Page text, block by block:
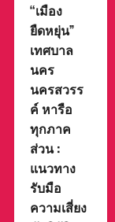
“เมือง
ยืดหยุ่น”
เทศบาล
นคร
นครสวรร
ค์ หารือ
ทุกภาค
ส่วน :
แนวทาง
รับมือ
ความเสี่ยง